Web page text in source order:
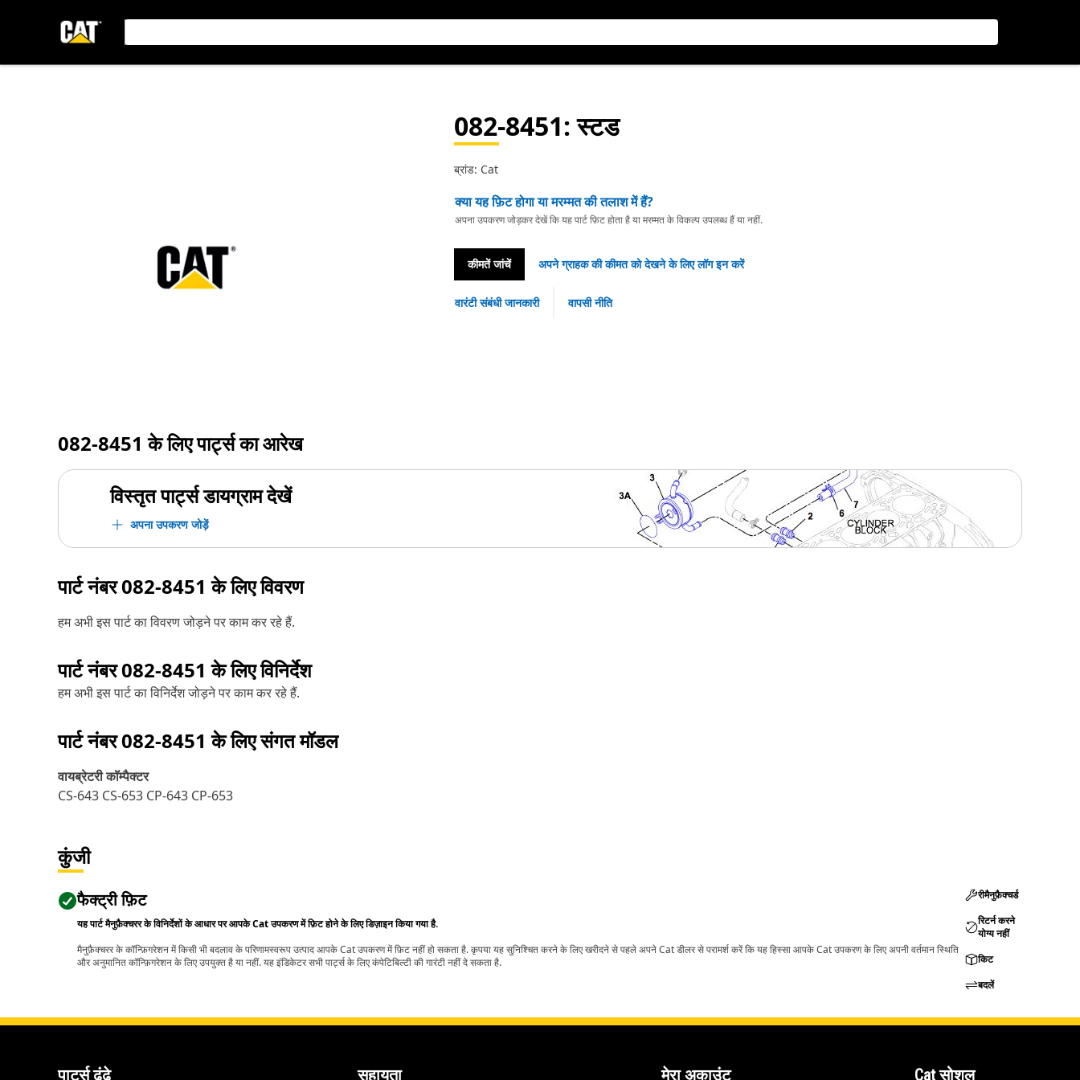
082-8451: स्टड
ब्रांड: Cat
क्या यह फ़िट होगा या मरम्मत की तलाश में हैं?
अपना उपकरण जोड़कर देखें कि यह पार्ट फ़िट होता है या मरम्मत के विकल्प उपलब्ध हैं या नहीं.
कीमतें जांचें अपने ग्राहक की कीमत को देखने के लिए लॉग इन करें
वारंटी संबंधी जानकारी वापसी नीति
082-8451 के लिए पार्ट्स का आरेख
विस्तृत पार्ट्स डायग्राम देखें
अपना उपकरण जोड़ें
पार्ट नंबर082-8451 के लिए विवरण
हम अभी इस पार्ट का विवरण जोड़ने पर काम कर रहे हैं.
पार्ट नंबर082-8451 के लिए विनिर्देश
हम अभी इस पार्ट का विनिर्देश जोड़ने पर काम कर रहे हैं.
पार्ट नंबर082-8451 के लिए संगत मॉडल
वायब्रेटरी कॉम्पैक्टर
CS-643 CS-653 CP-643 CP-653
कुंजी
फैक्ट्री फ़िट
यह पार्ट मैनुफ़ैक्चरर के विनिर्देशों के आधार पर आपके Cat उपकरण में फ़िट होने के लिए डिज़ाइन किया गया है.
मैनुफ़ैक्चरर के कॉन्फ़िगरेशन में किसी भी बदलाव के परिणामस्वरूप उत्पाद आपके Cat उपकरण में फ़िट नहीं हो सकता है. कृपया यह सुनिश्चित करने के लिए खरीदने से पहले अपने Cat डीलर से परामर्श करें कि यह हिस्सा आपके Cat उपकरण के लिए अपनी वर्तमान स्थिति
और अनुमानित कॉन्फ़िगरेशन के लिए उपयुक्त है या नहीं. यह इंडिकेटर सभी पार्ट्स के लिए कंपेटिबिल्टी की गारंटी नहीं दे सकता है.
रीमैनुफ़ैक्चर्ड
रिटर्न करने
योग्य नहीं
किट
बदलें
पार्ट्स ढूंढे सहायता मेरा अकाउंट Cat सोशल